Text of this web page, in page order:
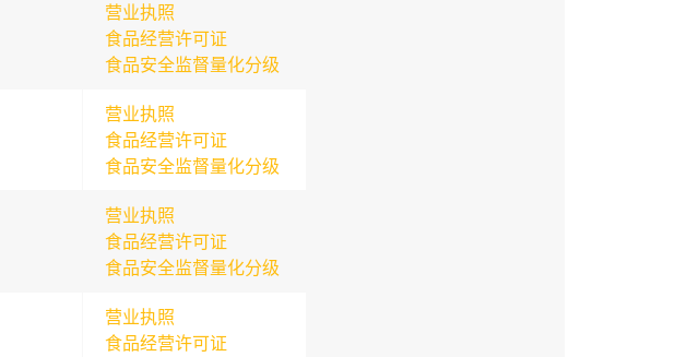
营业执照
食品经营许可证
食品安全监督量化分级
营业执照
食品经营许可证
食品安全监督量化分级
营业执照
食品经营许可证
食品安全监督量化分级
营业执照
食品经营许可证